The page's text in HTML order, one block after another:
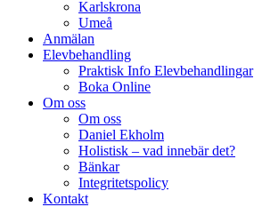
Karlskrona
Umeå
Anmälan
Elevbehandling
Praktisk Info Elevbehandlingar
Boka Online
Om oss
Om oss
Daniel Ekholm
Holistisk – vad innebär det?
Bänkar
Integritetspolicy
Kontakt